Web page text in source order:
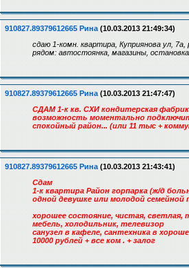
910827.89379612665 Рина (10.03.2013 21:49:34)
сдаю 1-комн. квартира, Куприянова ул,
рядом: автостоянка, магазины,
910827.89379612665 Рина (10.03.2013 21:47:47)
СДАМ 1-к кв. СХИ кондитерская
возможность моментально
спокойный район... (или 11 тыс +
910827.89379612665 Рина (10.03.2013 21:43:41)
Сдам
1-к квартира Район горпарка (ж/д
одной девушке или молодой семейной
хорошее состояние, чистая, светлая,
мебель, холодильник, телевизор
санузел в кафеле, сантехника в
10000 рублей + все ком . + залог